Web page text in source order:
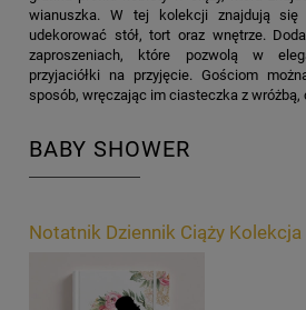
wianuszka. W tej kolekcji znajdują się
udekorować stół, tort oraz wnętrze.
zaproszeniach, które pozwolą w
przyjaciółki na przyjęcie. Gościom
sposób, wręczając im ciasteczka z
BABY SHOWER
Notatnik Dziennik Ciąży